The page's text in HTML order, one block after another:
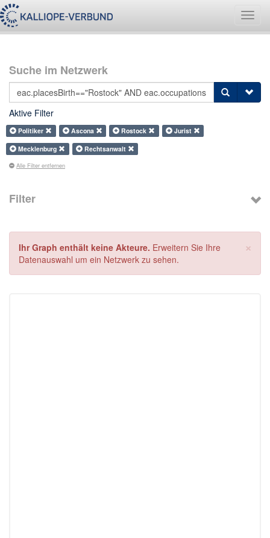
Suche im Netzwerk
Aktive Filter
Politiker Ascona Rostock
Jurist
Mecklenburg
Rechtsanwalt
Alle Filter entfernen
Filter
×
Ihr Graph enthält keine Akteure. Erweitern Sie Ihre
Datenauswahl um ein Netzwerk zu sehen.